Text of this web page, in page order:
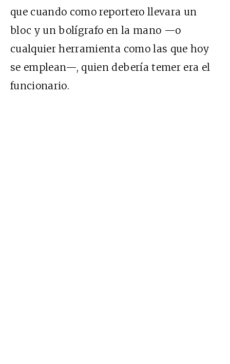
que cuando como reportero llevara un
bloc y un bolígrafo en la mano —o
cualquier herramienta como las que hoy
se emplean—, quien debería temer era el
funcionario.